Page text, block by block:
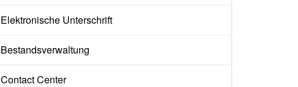
Elektronische Unterschrift
Bestandsverwaltung
Contact Center